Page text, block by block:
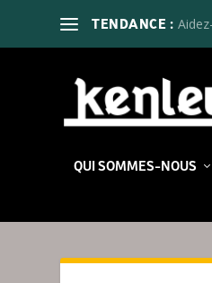
TENDANCE :
QUI SOMMES-NOUS